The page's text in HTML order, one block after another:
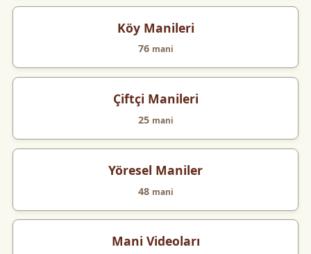
Köy Manileri
76 mani
Çiftçi Manileri
25 mani
Yöresel Maniler
48 mani
Mani Videoları